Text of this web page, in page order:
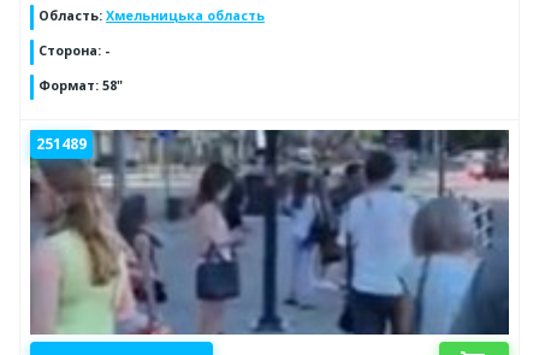
Область: Хмельницька область
Сторона: -
Формат: 58"
251489